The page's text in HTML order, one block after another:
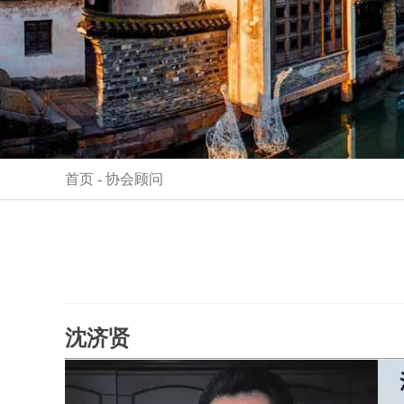
首页 - 协会顾问
沈济贤